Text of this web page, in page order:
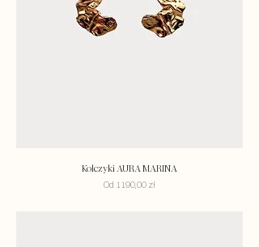
Kolczyki AURA MARINA
Od 1190,00 zł
Cena rabatowa